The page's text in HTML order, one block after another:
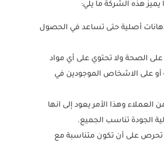
هذه الشركة ما يلي:
أصلية حتى تساعد في الحصول
على الصحة ولا تحتوي على أي مواد
أو على الاشخاص الموجودين في
العملاء وهذا الأمر يعود إلى انها
الجودة تناسب الجميع.
تحرص على أن تكون متناسبة مع